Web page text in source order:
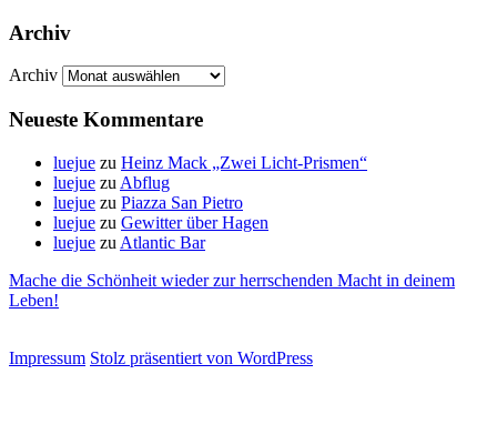
Archiv
Archiv
Neueste Kommentare
luejue zu Heinz Mack „Zwei Licht-Prismen“
luejue zu Abflug
luejue zu Piazza San Pietro
luejue zu Gewitter über Hagen
luejue zu Atlantic Bar
Mache die Schönheit wieder zur herrschenden Macht in deinem
Leben!
Impressum Stolz präsentiert von WordPress